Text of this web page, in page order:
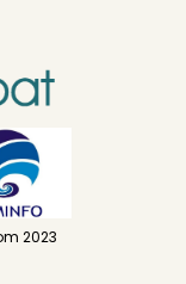
2023